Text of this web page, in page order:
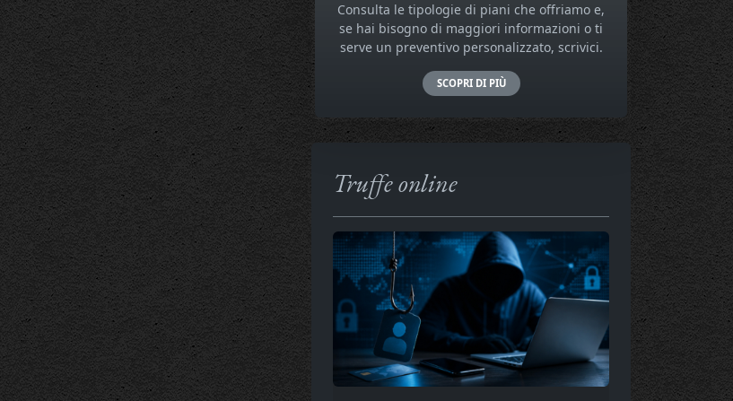
Consulta le tipologie di piani che offriamo e,
se hai bisogno di maggiori informazioni o ti
serve un preventivo personalizzato, scrivici.
SCOPRI DI PIÙ
Truffe online